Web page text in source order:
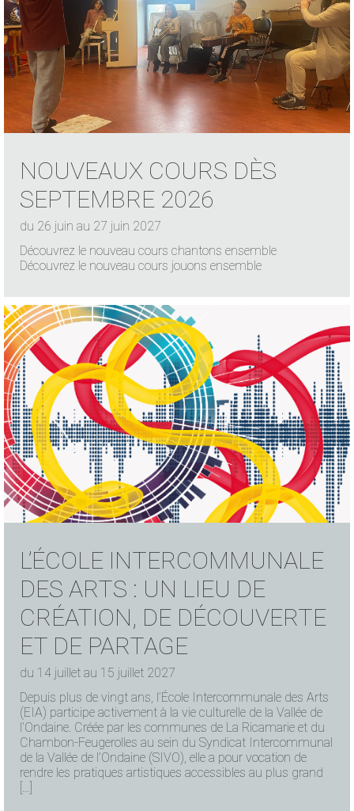
NOUVEAUX COURS DÈS
SEPTEMBRE 2026
du 26 juin au 27 juin 2027
Découvrez le nouveau cours chantons ensemble
Découvrez le nouveau cours jouons ensemble
L’ÉCOLE INTERCOMMUNALE
DES ARTS : UN LIEU DE
CRÉATION, DE DÉCOUVERTE
ET DE PARTAGE
du 14 juillet au 15 juillet 2027
Depuis plus de vingt ans, l’École Intercommunale des Arts
(EIA) participe activement à la vie culturelle de la Vallée de
l’Ondaine. Créée par les communes de La Ricamarie et du
Chambon-Feugerolles au sein du Syndicat Intercommunal
de la Vallée de l’Ondaine (SIVO), elle a pour vocation de
rendre les pratiques artistiques accessibles au plus grand
[…]